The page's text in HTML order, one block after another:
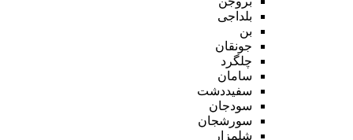
بلداجی
بن
جونقان
چلگرد
سامان
سفیددشت
سودجان
سورشجان
شلمزار